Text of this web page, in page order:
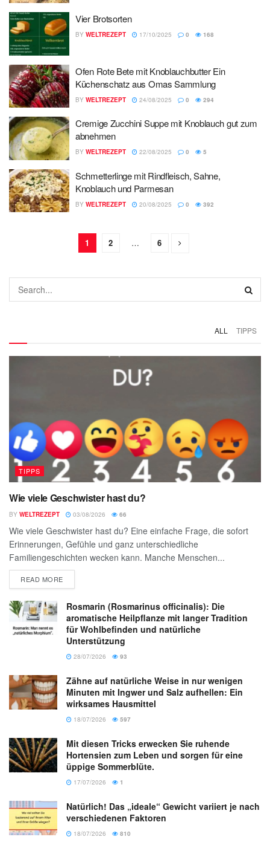
Vier Brotsorten
BY WELTREZEPT 17/10/2025 0 168
Ofen Rote Bete mit Knoblauchbutter Ein
Küchenschatz aus Omas Sammlung
BY WELTREZEPT 24/08/2025 0 294
Cremige Zucchini Suppe mit Knoblauch gut zum
abnehmen
BY WELTREZEPT 22/08/2025 0 5
Schmetterlinge mit Rindfleisch, Sahne,
Knoblauch und Parmesan
BY WELTREZEPT 20/08/2025 0 392
1 2 … 6
ALL TIPPS
TIPPS
Wie viele Geschwister hast du?
BY WELTREZEPT 03/08/2026 66
Wie viele Geschwister hast du? Eine einfache Frage, die sofort
Erinnerungen, Gefühle und ganz unterschiedliche
Familiengeschichten wecken kann. Manche Menschen...
READ MORE
Rosmarin (Rosmarinus officinalis): Die
aromatische Heilpflanze mit langer Tradition
für Wohlbefinden und natürliche
Unterstützung
28/07/2026 93
Zähne auf natürliche Weise in nur wenigen
Minuten mit Ingwer und Salz aufhellen: Ein
wirksames Hausmittel
18/07/2026 597
Mit diesen Tricks erwecken Sie ruhende
Hortensien zum Leben und sorgen für eine
üppige Sommerblüte.
17/07/2026 1
Natürlich! Das „ideale“ Gewicht variiert je nach
verschiedenen Faktoren
18/07/2026 810